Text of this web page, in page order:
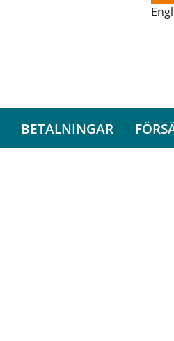
BETALNINGAR